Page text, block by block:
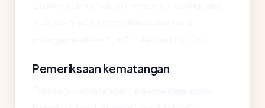
Pemeriksaan kematangan